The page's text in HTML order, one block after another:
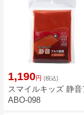
1,190円 (税込)
スマイルキッズ 静
ABO-098